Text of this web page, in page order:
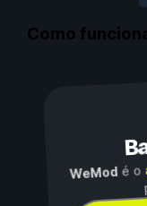
Como
WeModé o